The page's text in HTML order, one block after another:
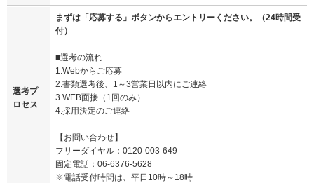
選考プ
ロセス
まずは「応募する」ボタンからエントリーください。（24時間受
付）
■選考の流れ
1.Webからご応募
2.書類選考後、1～3営業日以内にご連絡
3.WEB面接（1回のみ）
4.採用決定のご連絡
【お問い合わせ】
フリーダイヤル：0120-003-649
固定電話：06-6376-5628
※電話受付時間は、平日10時～18時